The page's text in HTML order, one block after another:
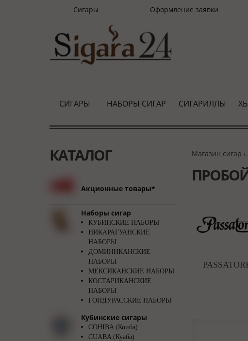
Сигары Оформление заявки
СИГАРЫ НАБОРЫ СИГАР СИГАРИЛЛЫ
КАТАЛОГ
Акционные товары*
Наборы сигар
КУБИНСКИЕ НАБОРЫ
НИКАРАГУАНСКИЕ
НАБОРЫ
ДОМИНИКАНСКИЕ
НАБОРЫ
МЕКСИКАНСКИЕ НАБОРЫ
КОСТАРИКАНСКИЕ
НАБОРЫ
ГОНДУРАССКИЕ НАБОРЫ
Кубинские сигары
COHIBA (Коиба)
CUABA (Куаба)
Магазин сигар ›